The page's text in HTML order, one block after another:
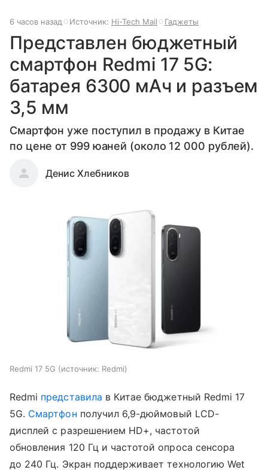
6 часов назад Источник: Hi-Tech Mail Гаджеты
Представлен бюджетный
смартфон Redmi 17 5G:
батарея 6300 мАч и разъем
3,5 мм
Смартфон уже поступил в продажу в Китае
по цене от 999 юаней (около 12 000 рублей).
Денис Хлебников
Redmi 17 5G источник: Redmi
Redmi представила в Китае бюджетный Redmi 17
5G. Смартфон получил 6,9-дюймовый LCD-
дисплей с разрешением HD+, частотой
обновления 120 Гц и частотой опроса сенсора
до 240 Гц. Экран поддерживает технологию Wet